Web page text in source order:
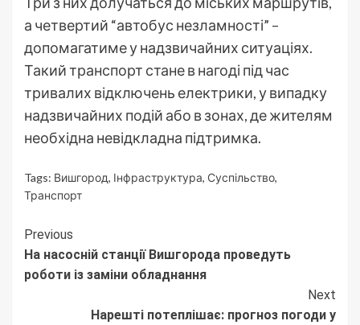
а четвертий “автобус незламності” –
допомагатиме у надзвичайних ситуаціях.
Такий транспорт стане в нагоді під час
тривалих відключень електрики, у випадку
надзвичайних подій або в зонах, де жителям
необхідна невідкладна підтримка.
Tags: Вишгород, Інфраструктура, Суспільство,
Транспорт
Continue
Reading
Previous
На насосній станції Вишгорода проведуть
роботи із заміни обладнання
Next
Нарешті потеплішає: прогноз погоди у